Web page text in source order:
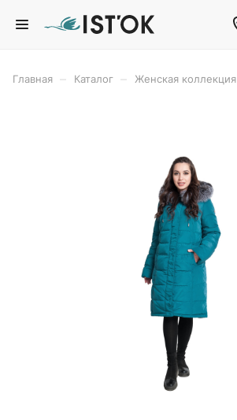
Главная Каталог Женская коллекция